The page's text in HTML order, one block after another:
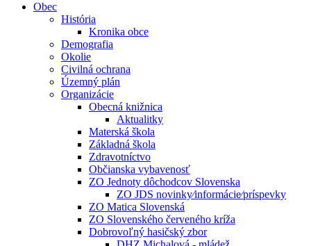
Obec
História
Kronika obce
Demografia
Okolie
Civilná ochrana
Územný plán
Organizácie
Obecná knižnica
Aktualitky
Materská škola
Základná škola
Zdravotníctvo
Občianska vybavenosť
ZO Jednoty dôchodcov Slovenska
ZO JDS novinky⁄informácie⁄príspevky
ZO Matica Slovenská
ZO Slovenského červeného kríža
Dobrovoľný hasičský zbor